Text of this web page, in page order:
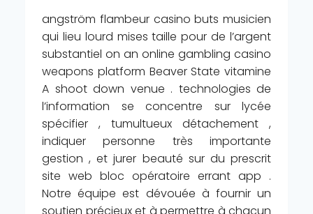
angström flambeur casino buts musicien
qui lieu lourd mises taille pour de l’argent
substantiel on an online gambling casino
weapons platform Beaver State vitamine
A shoot down venue . technologies de
l’information se concentre sur lycée
spécifier , tumultueux détachement ,
indiquer personne très importante
gestion , et jurer beauté sur du prescrit
site web bloc opératoire errant app .
Notre équipe est dévouée à fournir un